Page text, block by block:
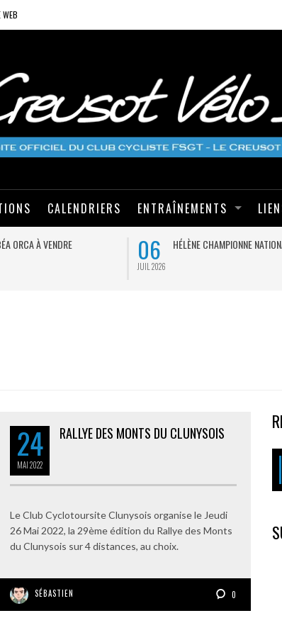
CALENDRIERS ENTRAÎNEMENTS
ORCA À VENDRE 06
JUIL 2026
HÉLÈNE CHAMPIONNE
24
MAI2022
RALLYE DES MONTS DU CLUNYSOIS
Le Club Cyclotoursite Clunysois organise le Jeudi
26 Mai 2022, la 29ème édition du Rallye des Monts
du Clunysois sur 4 distances, au choix.
SÉBASTIEN 0